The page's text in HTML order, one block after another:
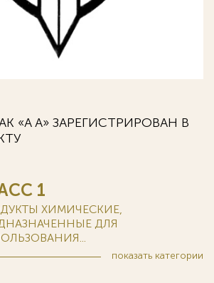
«A А» ЗАРЕГИСТРИРОВАН В
1
ХИМИЧЕСКИЕ,
ДЛЯ
показать категории